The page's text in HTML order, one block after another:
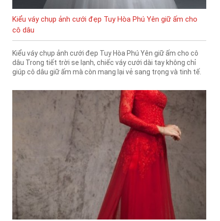
Kiểu váy chụp ảnh cưới đẹp Tuy Hòa Phú Yên giữ ấm cho
cô dâu
Kiểu váy chụp ảnh cưới đẹp Tuy Hòa Phú Yên giữ ấm cho cô
dâu Trong tiết trời se lạnh, chiếc váy cưới dài tay không chỉ
giúp cô dâu giữ ấm mà còn mang lại vẻ sang trọng và tinh tế.